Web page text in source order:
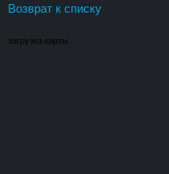
Возврат к списку
загрузка карты...